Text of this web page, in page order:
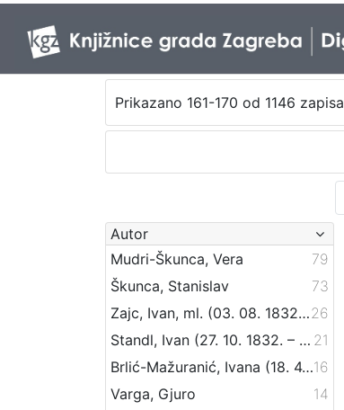
Prikazano 161-170 od 1146 zapisa
Autor
Mudri-Škunca, Vera
79
Škunca, Stanislav
73
Zajc, Ivan, ml. (03. 08. 1832. – 16. 12. 1914.)26
Standl, Ivan (27. 10. 1832. – 30. 8. 1897.) 21
Brlić-Mažuranić, Ivana (18. 4. 1874. – 21. 9. 1938.)16
Varga, Gjuro
14